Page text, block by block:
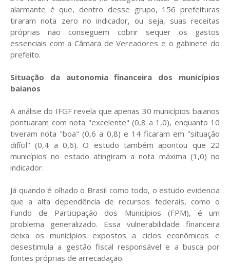
alarmante é que, dentro desse grupo, 156 prefeituras
tiraram nota zero no indicador, ou seja, suas receitas
próprias não conseguem cobrir sequer os gastos
essenciais com a Câmara de Vereadores e o gabinete do
prefeito.
Situação da autonomia financeira dos municípios
baianos
A análise do IFGF revela que apenas 30 municípios baianos
pontuaram com nota "excelente" (0,8 a 1,0), enquanto 10
tiveram nota "boa" (0,6 a 0,8) e 14 ficaram em "situação
difícil" (0,4 a 0,6). O estudo também apontou que 22
municípios no estado atingiram a nota máxima (1,0) no
indicador.
Já quando é olhado o Brasil como todo, o estudo evidencia
que a alta dependência de recursos federais, como o
Fundo de Participação dos Municípios (FPM), é um
problema generalizado. Essa vulnerabilidade financeira
deixa os municípios expostos a ciclos econômicos e
desestimula a gestão fiscal responsável e a busca por
fontes próprias de arrecadação.